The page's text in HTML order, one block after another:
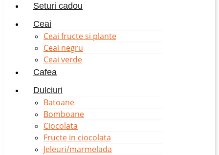
Seturi cadou
Ceai
Ceai fructe si plante
Ceai negru
Ceai verde
Cafea
Dulciuri
Batoane
Bomboane
Ciocolata
Fructe in ciocolata
Jeleuri/marmelada